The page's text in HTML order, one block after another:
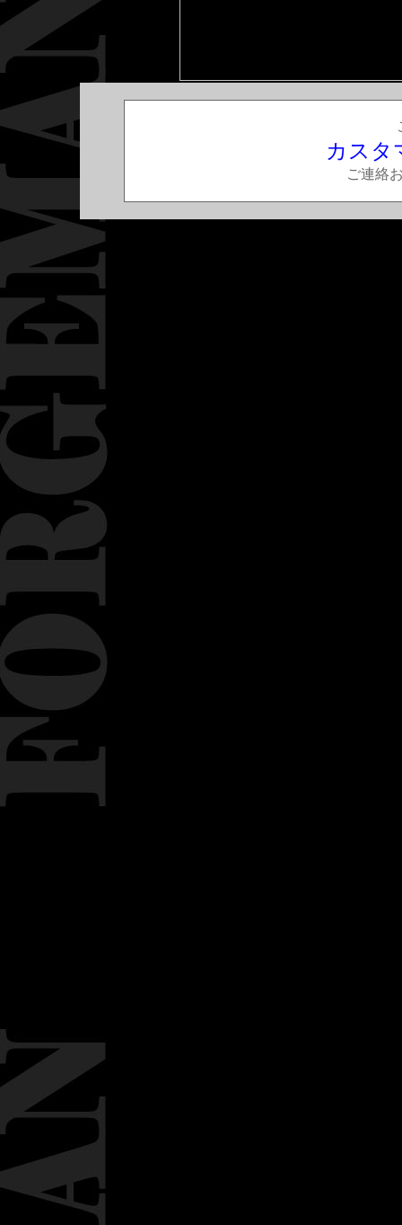
カスタ
ご連絡